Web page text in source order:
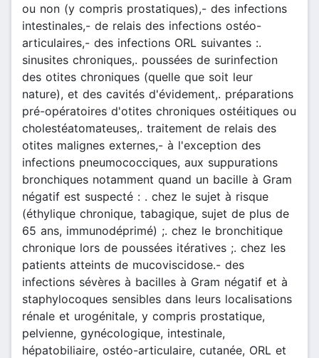
ou non (y compris prostatiques),- des infections
intestinales,- de relais des infections ostéo-
articulaires,- des infections ORL suivantes :.
sinusites chroniques,. poussées de surinfection
des otites chroniques (quelle que soit leur
nature), et des cavités d'évidement,. préparations
pré-opératoires d'otites chroniques ostéitiques ou
cholestéatomateuses,. traitement de relais des
otites malignes externes,- à l'exception des
infections pneumococciques, aux suppurations
bronchiques notamment quand un bacille à Gram
négatif est suspecté : . chez le sujet à risque
(éthylique chronique, tabagique, sujet de plus de
65 ans, immunodéprimé) ;. chez le bronchitique
chronique lors de poussées itératives ;. chez les
patients atteints de mucoviscidose.- des
infections sévères à bacilles à Gram négatif et à
staphylocoques sensibles dans leurs localisations
rénale et urogénitale, y compris prostatique,
pelvienne, gynécologique, intestinale,
hépatobiliaire, ostéo-articulaire, cutanée, ORL et